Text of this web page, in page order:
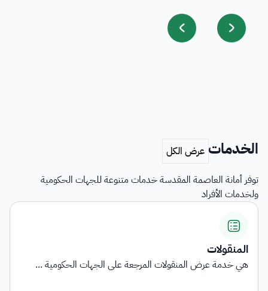
الخدمات
توفر أمانة العاصمة المقدسة خدمات متنوعة للجهات الحكومية
ولخدمات الأفراد
اشتراطات التأهيل وبيان الناقلي...
توفر الخدمة معلومات شاملة حول المتطلبات والاشتراطا...